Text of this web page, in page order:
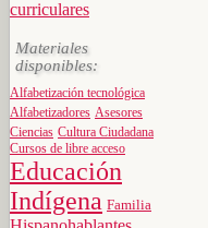
Materiales
disponibles:
Alfabetización tecnológica
Alfabetizadores Asesores
Ciencias Cultura Ciudadana
Cursos de libre acceso
Educación
Indígena Familia